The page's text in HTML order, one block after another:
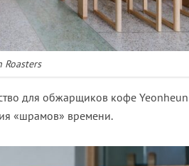
Roasters
для обжарщиков кофе Yeonheun
«шрамов» времени.